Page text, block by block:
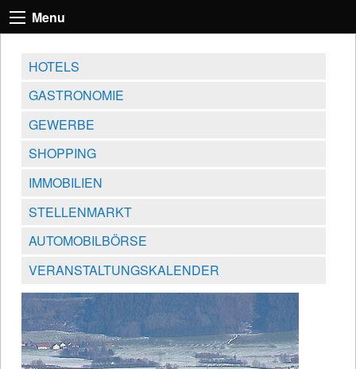
Menu
HOTELS
GASTRONOMIE
GEWERBE
SHOPPING
IMMOBILIEN
STELLENMARKT
AUTOMOBILBÖRSE
VERANSTALTUNGSKALENDER